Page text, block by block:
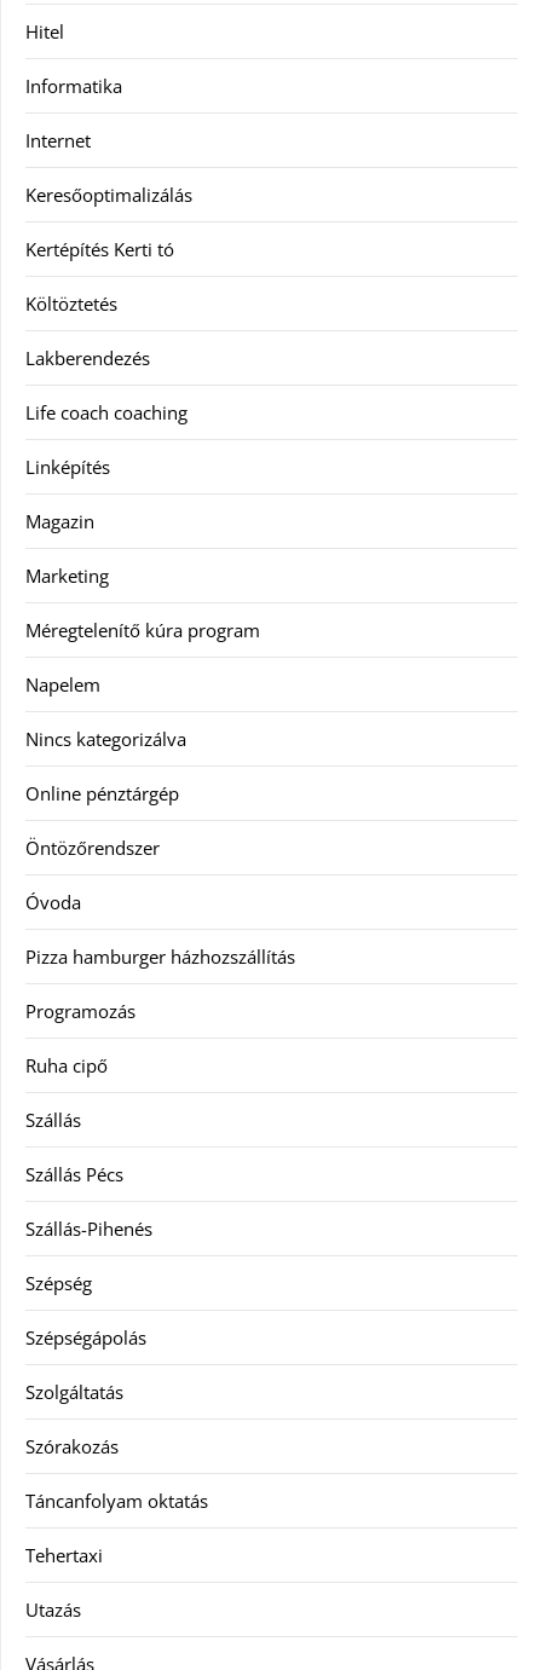
Hitel
Informatika
Internet
Keresőoptimalizálás
Kertépítés Kerti tó
Költöztetés
Lakberendezés
Life coach coaching
Linképítés
Magazin
Marketing
Méregtelenítő kúra program
Napelem
Nincs kategorizálva
Online pénztárgép
Öntözőrendszer
Óvoda
Pizza hamburger házhozszállítás
Programozás
Ruha cipő
Szállás
Szállás Pécs
Szállás-Pihenés
Szépség
Szépségápolás
Szolgáltatás
Szórakozás
Táncanfolyam oktatás
Tehertaxi
Utazás
Vásárlás